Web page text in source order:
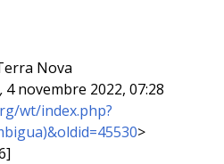
Nova
4 novembre 2022, 07:28
wt/index.php?
>